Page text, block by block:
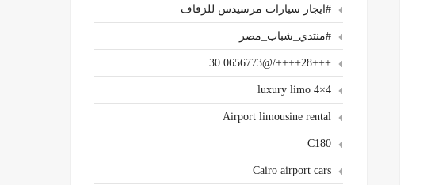
#ايجار سيارات مرسيدس للزفاف
#منتدي_شباب_مصر
+++28++++/@30.0656773
4×4 luxury limo
Airport limousine rental
C180
Cairo airport cars